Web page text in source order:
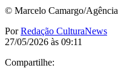
© Marcelo Camargo/
PorRedação CulturaNews
27/05/2026 às 09:11
Compartilhe: